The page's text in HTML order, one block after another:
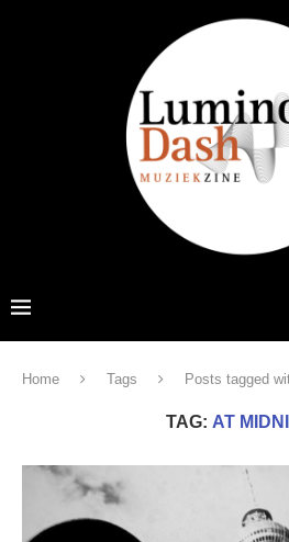
Home Tags Posts tagged
TAG: AT